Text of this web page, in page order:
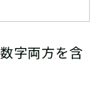
字両方を含